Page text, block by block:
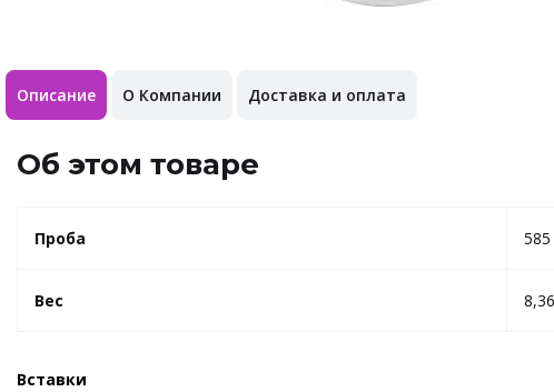
Описание О Компании Доставка и оплата
Об этом товаре
Проба 585
Вес
Вставки